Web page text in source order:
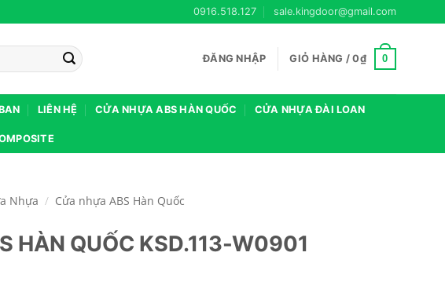
0916.518.127 sale.kingdoor@gmail.com
ĐĂNG NHẬP GIỎ HÀNG /0₫ 0
LIÊN HỆ CỬA NHỰA ABS HÀN QUỐC CỬA NHỰA ĐÀI LOAN
Nhựa / Cửa nhựa ABS Hàn Quốc
HÀN QUỐC KSD.113-W0901